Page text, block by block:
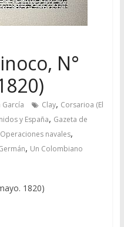
N°
Clay, Corsarioa (El
y España, Gazeta de
Operaciones navales,
, Un Colombiano
1820)